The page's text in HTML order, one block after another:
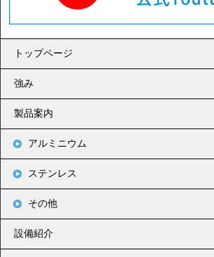
トップページ
強み
製品案内
アルミニウム
ステンレス
その他
設備紹介